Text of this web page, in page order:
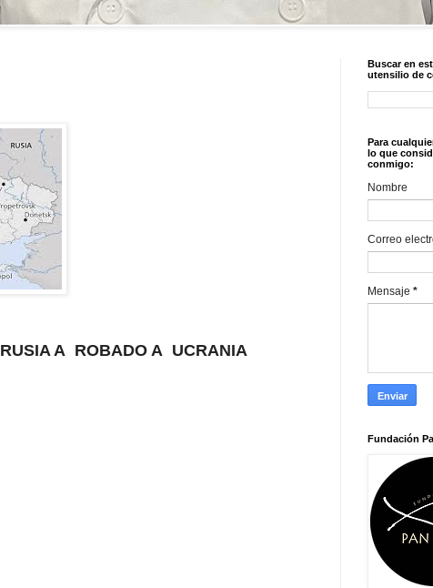
RUSIA A ROBADO A UCRANIA
Buscar en
utensilio de
Para
lo que
conmigo:
Nombre
Correo
Mensaje *
Fundación